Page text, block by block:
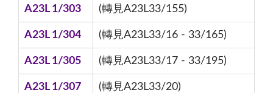
A23L 1/303 (轉見A23L33/155)
A23L 1/304 (轉見A23L33/16 - 33/165)
A23L 1/305 (轉見A23L33/17 - 33/195)
A23L 1/307 (轉見A23L33/20)